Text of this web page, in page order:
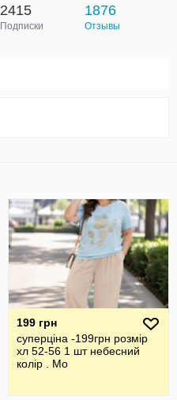
2415
Подписки
1876
Отзывы
199 грн
суперціна -199грн розмір
хл 52-56 1 шт небесний
колір . Мо